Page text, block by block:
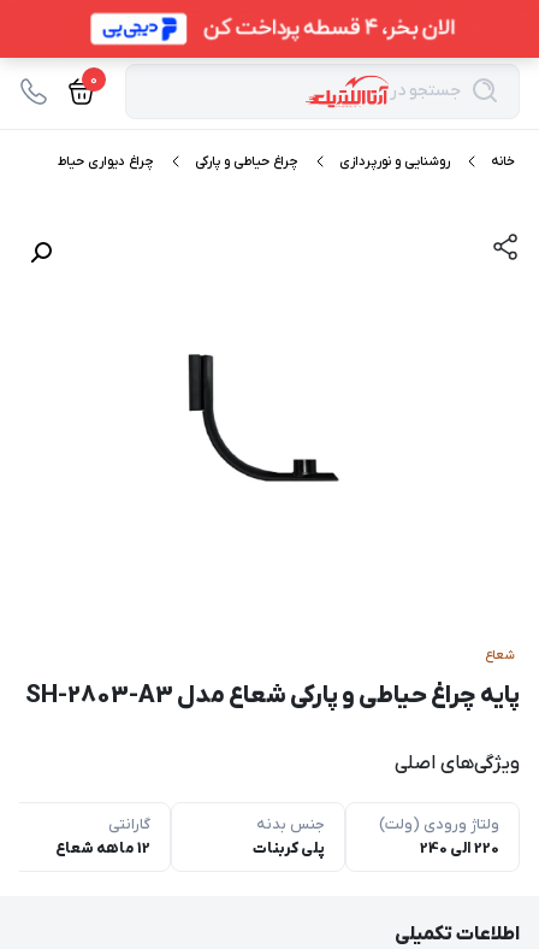
جستجو در 0
خانه روشنایی و نورپردازی چراغ حیاطی و پارکی چراغ دیواری حیاط
شعاع
پایه چراغ حیاطی و پارکی شعاع مدل SH-2803-A3
ویژگی‌های اصلی
ولتاژ ورودی (ولت)
220 الی 240
جنس بدنه
پلی کربنات
گارانتی
12 ماهه شعاع
اطلاعات تکمیلی